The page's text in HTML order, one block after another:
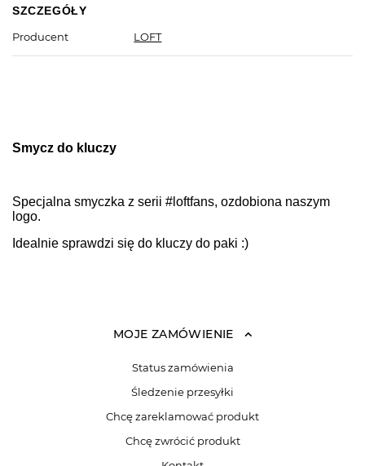
SZCZEGÓŁY
Producent
LOFT
Smycz do kluczy
Specjalna smyczka z serii #loftfans, ozdobiona naszym
logo.
Idealnie sprawdzi się do kluczy do paki :)
MOJE ZAMÓWIENIE
Status zamówienia
Śledzenie przesyłki
Chcę zareklamować produkt
Chcę zwrócić produkt